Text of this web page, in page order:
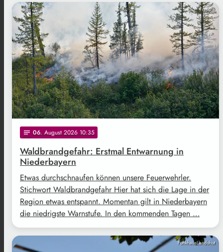
Freepik
notes 06. August 2026 10:35
Waldbrandgefahr: Erstmal Entwarnung in
Niederbayern
Etwas durchschnaufen können unsere Feuerwehrler.
Stichwort Waldbrandgefahr Hier hat sich die Lage in der
Region etwas entspannt. Momentan gilt in Niederbayern
die niedrigste Warnstufe. In den kommenden Tagen …
FunkhausLandshut